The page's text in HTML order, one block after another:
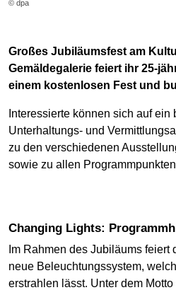
© dpa
Großes Jubiläumsfest am
Gemäldegalerie feiert ihr 25-
einem kostenlosen Fest und
Interessierte können sich auf ein
Unterhaltungs- und
zu den verschiedenen
sowie zu allen
Changing Lights:
Im Rahmen des Jubiläums
neue Beleuchtungssystem,
erstrahlen lässt. Unter dem